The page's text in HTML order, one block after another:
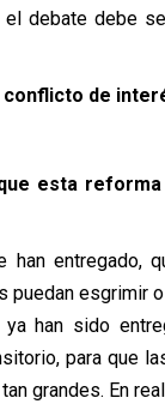
debate debe
conflicto de
esta
entregado,
puedan esgrimir
han sido
para que
grandes. En